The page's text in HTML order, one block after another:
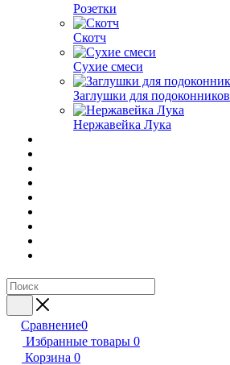
Розетки
Скотч
Сухие смеси
Заглушки для подоконников
Нержавейка Лука
Сравнение0
Избранные товары 0
Корзина 0